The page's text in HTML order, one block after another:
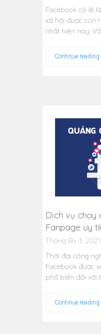
Facebook có lẽ
xã hội được con
nhất hiện nay.
Continue reading
Dịch vụ chạy
Fanpage uy
Tháng Ba 3, 2021
Thời đại công
Facebook được
phổ biến đối với
Continue reading